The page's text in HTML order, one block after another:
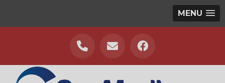
MENU